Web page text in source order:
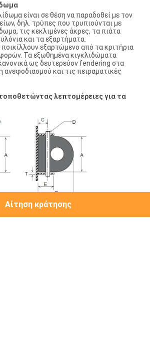
είναι σε θέση να παραδοθεί με τον
δηλ. τρύπες που τρυπιούνται με
τις κεκλιμένες άκρες, τα πιάτα
και τα εξαρτήματα.
εξαρτώμενο από τα κριτήρια
Τα εξωθημένα κιγκλιδώματα
ως δευτερεύον fendering στα
και τις πειραματικές
λεπτομέρειες για τα
Αίτηση κράτησης